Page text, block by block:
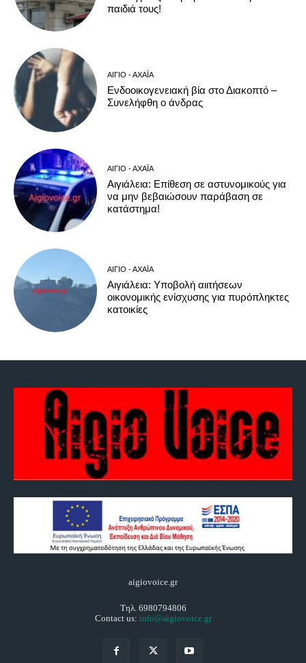
παιδιά τους!
ΑΊΓΙΟ - ΑΧΑΪ́Α
Ενδοοικογενειακή βία στο Διακοπτό –
Συνελήφθη ο άνδρας
ΑΊΓΙΟ - ΑΧΑΪ́Α
Αιγιάλεια: Επίθεση σε αστυνομικούς για
να μην βεβαιώσουν παράβαση σε
κατάστημα!
ΑΊΓΙΟ - ΑΧΑΪ́Α
Αιγιάλεια: Υποβολή αιιτήσεων
οικονομικής ενίσχυσης για πυρόπληκτες
κατοικίες
aigiovoice.gr
Τηλ. 6980794806
Contact us: info@aigiovoice.gr